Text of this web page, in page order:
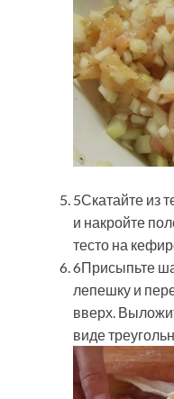
5Скатайте из
и накройте
тесто на
6Присыпьте
лепешку и
вверх.
виде